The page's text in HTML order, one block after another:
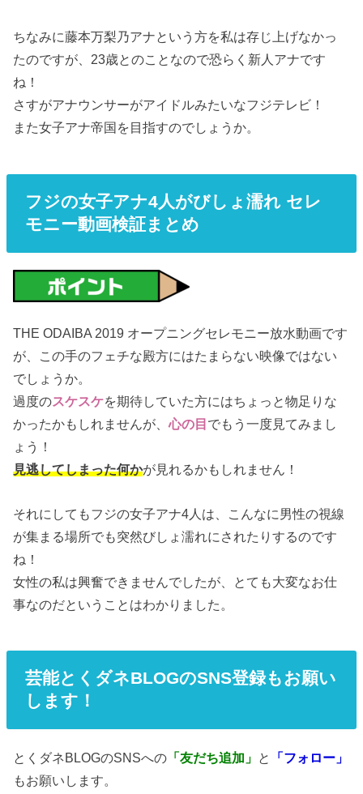
ちなみに藤本万梨乃アナという方を私は存じ上げなかっ
たのですが、23歳とのことなので恐らく新人アナです
ね！
さすがアナウンサーがアイドルみたいなフジテレビ！
また女子アナ帝国を目指すのでしょうか。
フジの女子アナ4人がびしょ濡れ セレ
モニー動画検証まとめ
THE ODAIBA 2019 オープニングセレモニー放水動画です
が、この手のフェチな殿方にはたまらない映像ではない
でしょうか。
過度のスケスケを期待していた方にはちょっと物足りな
かったかもしれませんが、心の目 でもう一度見てみまし
ょう！
見逃してしまった何かが見れるかもしれません！
それにしてもフジの女子アナ4人は、こんなに男性の視線
が集まる場所でも突然びしょ濡れにされたりするのです
ね！
女性の私は興奮できませんでしたが、とても大変なお仕
事なのだということはわかりました。
芸能とくダネBLOGのSNS登録もお願い
します！
とくダネBLOGのSNSへの 「友だち追加」 と
「フォロー」
もお願いします。